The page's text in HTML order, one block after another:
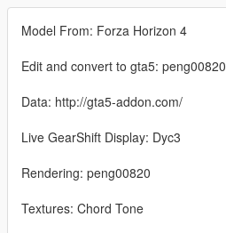
Model From: Forza Horizon 4
Edit and convert to gta5: peng00820
Data: http://gta5-addon.com/
Live GearShift Display: Dyc3
Rendering: peng00820
Textures: Chord Tone